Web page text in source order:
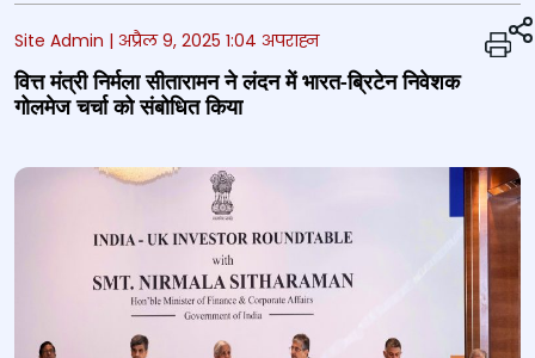
Site Admin | अप्रैल 9, 2025 1:04 अपराह्न
वित्त मंत्री निर्मला सीतारामन ने लंदन में भारत-ब्रिटेन निवेशक
गोलमेज चर्चा को संबोधित किया